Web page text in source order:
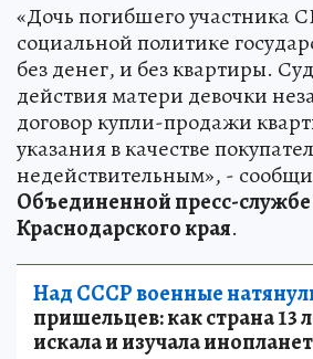
«Дочь погибшего участника
социальной политике
без денег, и без квартиры.
действия матери девочки
договор купли-продажи
указания в качестве
недействительным», -
Объединенной пресс-службе
Краснодарского края.
Над СССР военные
пришельцев: как страна 13
искала и изучала